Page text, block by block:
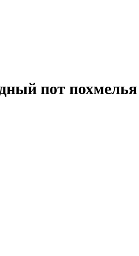
пот похмелья